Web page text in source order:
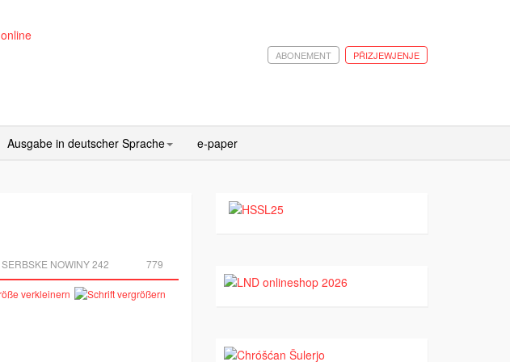
PŘIZJEWJENJE
ABONEMENT
Ausgabe in deutscher Sprache e-paper
779
SERBSKE NOWINY 242